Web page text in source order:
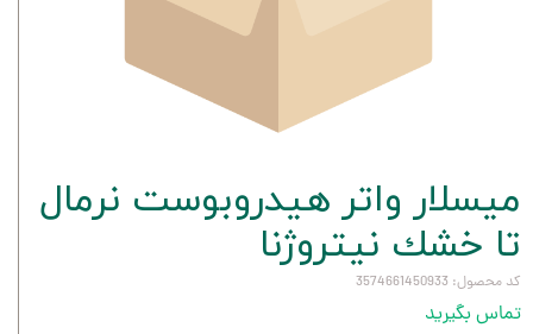
ميسلار واتر هيدروبوست نرمال
تا خشك نيتروژنا
کد محصول: 3574661450933
تماس بگیرید